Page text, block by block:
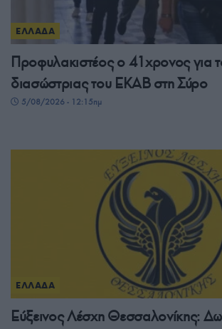
ΕΛΛΑΔΑ
Προφυλακιστέος ο 41χρονος για
διασώστριας του ΕΚΑΒ στη Σύρο
5/08/2026 - 12:15πμ
ΕΛΛΑΔΑ
Εύξεινος Λέσχη Θεσσαλονίκης: